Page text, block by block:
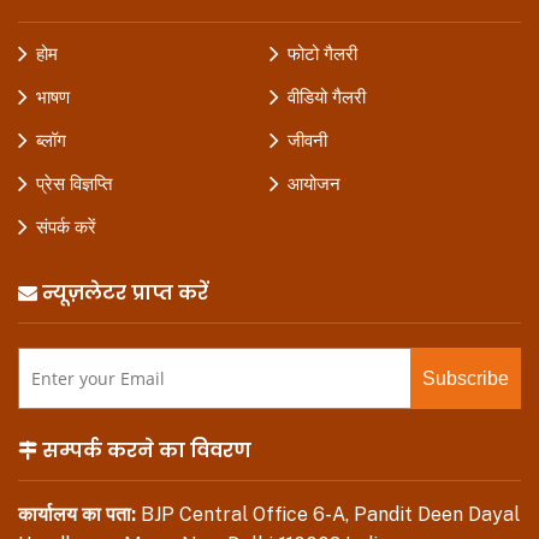
होम फोटो गैलरी
भाषण वीडियो गैलरी
ब्लॉग जीवनी
प्रेस विज्ञप्ति आयोजन
संपर्क करें
न्यूज़लेटर प्राप्त करें
सम्पर्क करने का विवरण
कार्यालय का पता: BJP Central Office 6-A, Pandit Deen Dayal